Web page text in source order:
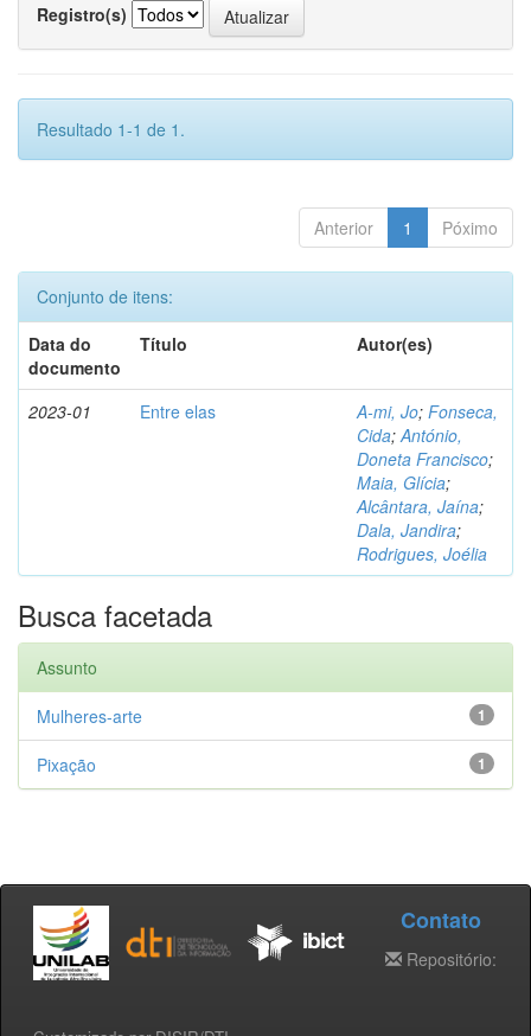
Registro(s)
Resultado 1-1 de 1.
Anterior 1 Póximo
Conjunto de itens:
Data do
documento
Título Autor(es)
2023-01 Entre elas A-mi, Jo; Fonseca,
Cida;António,
Doneta Francisco;
Maia, Glícia;
Alcântara, Jaína;
Dala, Jandira;
Rodrigues, Joélia
Busca facetada
Assunto
1
Mulheres-arte
1
Pixação
Contato
Repositório: